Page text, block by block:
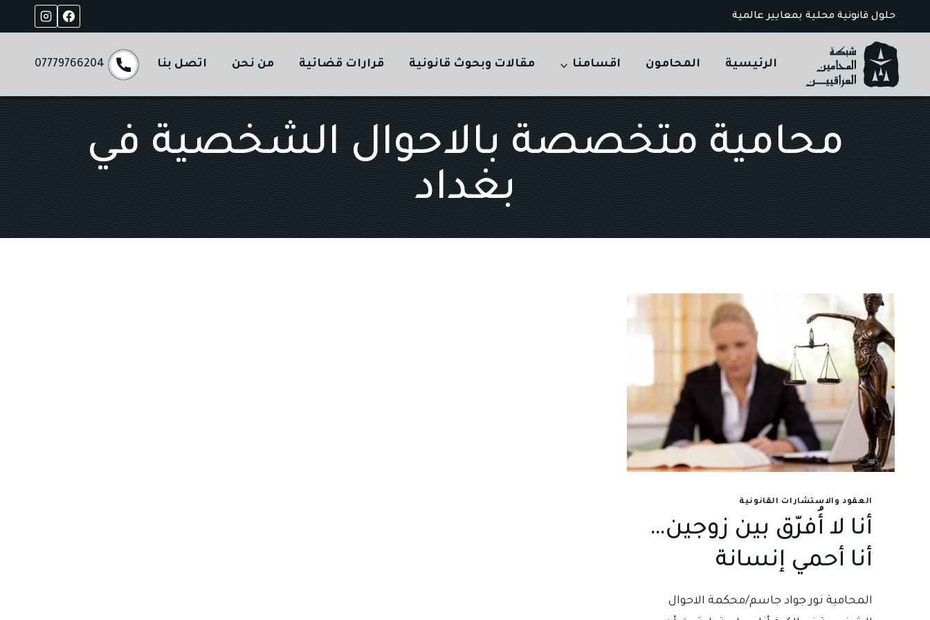
to
content
حلول قانونية محلية بمعايير عالمية
الرئيسية المحامون اقسامنا مقالات وبحوث قانونية قرارات قضائية من نحن اتصل بنا 07779766204
محامية متخصصة بالاحوال الشخصية في
بغداد
العقود والاستشارات القانونية
أنا لا أُفرّق بين زوجين…
أنا أحمي إنسانة
المحامية نور جواد جاسم/محكمة الاحوال